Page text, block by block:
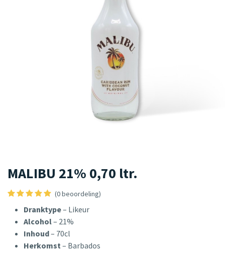
MALIBU 21% 0,70 ltr.
(0 beoordeling)
Dranktype– Likeur
Alcohol– 21%
Inhoud– 70cl
Herkomst– Barbados